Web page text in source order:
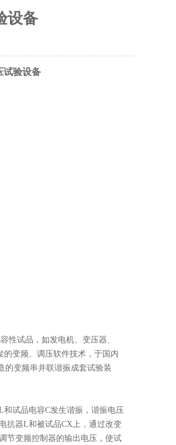
设备
验设备
性试品，如发电机、变压器、
变频、调压软件技术，于国内
的变频串并联谐振成套试验装
试品电容C发生谐振，谐振电压
抗器L和被试品CX上，通过改变
节变频控制器的输出电压，使试